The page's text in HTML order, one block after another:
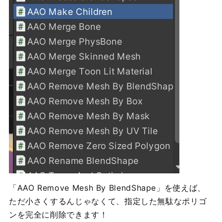
「AAO Remove Mesh By BlendShape」を使えば、
ただ小さくするんじゃなくて、指定した無駄なポリゴ
ンを完全に削除できます！